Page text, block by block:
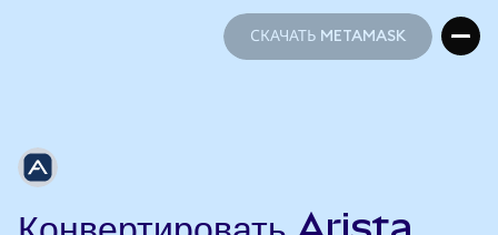
СКАЧАТЬ METAMASK